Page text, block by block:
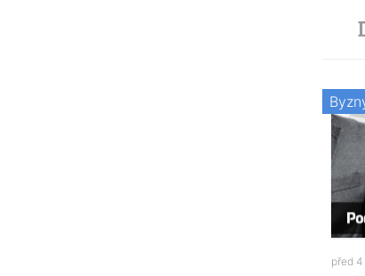
před